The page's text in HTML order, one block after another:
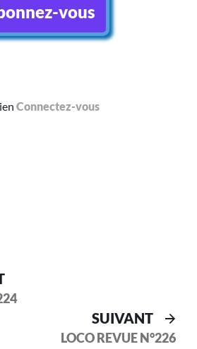
vous
Connectez-vous
SUIVANT
LOCO REVUE N°226